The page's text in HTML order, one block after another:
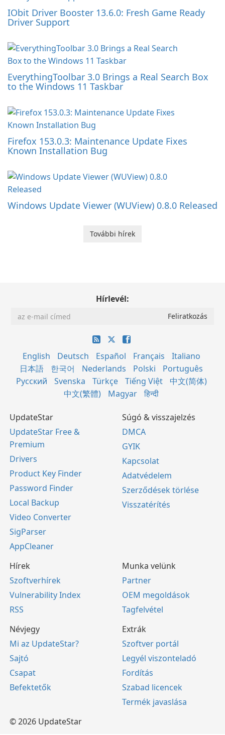
IObit Driver Booster 13.6.0: Fresh Game Ready
Driver Support
EverythingToolbar 3.0 Brings a Real Search Box
to the Windows 11 Taskbar
Firefox 153.0.3: Maintenance Update Fixes
Known Installation Bug
Windows Update Viewer (WUView) 0.8.0 Released
További hírek
Hírlevél:
English Deutsch Español Français
Italiano
日本語
한국어 Nederlands Polski
Português
Русский
Svenska Türkçe Tiếng Việt
中文(简体)
中文(繁體)
Magyar हिन्दी
UpdateStar
UpdateStar Free &
Premium
Drivers
Product Key Finder
Password Finder
Local Backup
Video Converter
SigParser
AppCleaner
Súgó & visszajelzés
DMCA
GYIK
Kapcsolat
Adatvédelem
Szerződések törlése
Visszatérítés
Hírek
Szoftverhírek
Vulnerability Index
RSS
Munka velünk
Partner
OEM megoldások
Tagfelvétel
Névjegy
Mi az UpdateStar?
Sajtó
Csapat
Befektetők
Extrák
Szoftver portál
Legyél viszonteladó
Fordítás
Szabad licencek
Termék javaslása
© 2026 UpdateStar